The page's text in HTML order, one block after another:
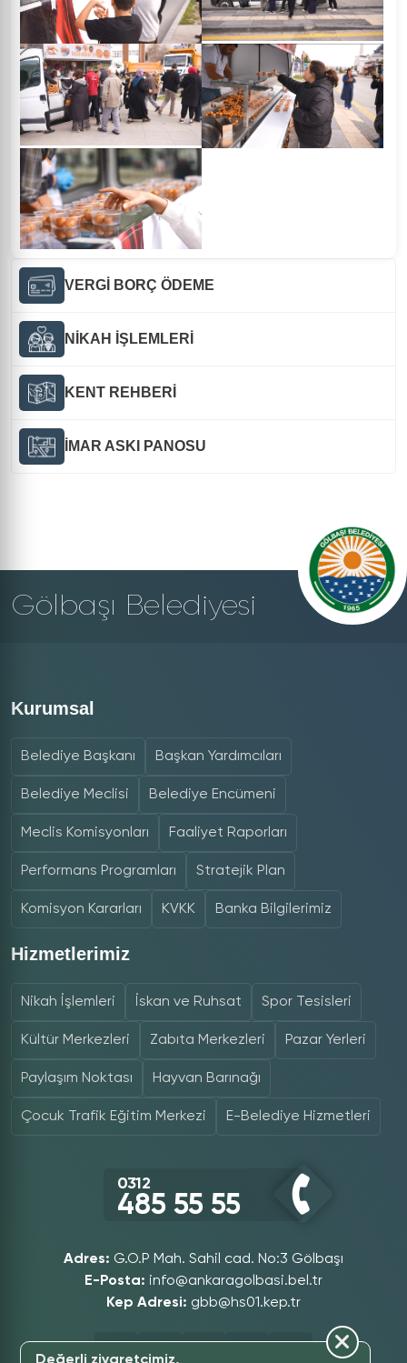
VERGİ BORÇ ÖDEME
NİKAH İŞLEMLERİ
KENT REHBERİ
İMAR ASKI PANOSU
Gölbaşı Belediyesi
Kurumsal
Belediye Başkanı Başkan Yardımcıları
Belediye Meclisi Belediye Encümeni
Meclis Komisyonları Faaliyet Raporları
Performans Programları Stratejik Plan
Komisyon Kararları KVKK Banka Bilgilerimiz
Hizmetlerimiz
Nikah İşlemleri İskan ve Ruhsat Spor Tesisleri
Kültür Merkezleri Zabıta Merkezleri Pazar Yerleri
Paylaşım Noktası Hayvan Barınağı
Çocuk Trafik Eğitim Merkezi E-Belediye Hizmetleri
0312
485 55 55
Adres: G.O.P Mah. Sahil cad. No:3 Gölbaşı
E-Posta: info@ankaragolbasi.bel.tr
Kep Adresi: gbb@hs01.kep.tr